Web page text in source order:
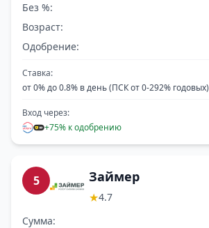
Без %:
Возраст:
Одобрение:
Ставка:
от 0% до 0.8% в день (ПСК от 0-292% годовых)
Вход через:
+75% к одобрению
5 Займер
★4.7
Сумма: